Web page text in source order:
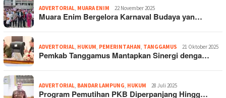
ADVERTORIAL MUARA ENIM 22 November 2025
Muara Enim Bergelora Karnaval Budaya yan…
ADVERTORIAL HUKUM PEMERINTAHAN TANGGAMUS 21 Oktober 2025
Pemkab Tanggamus Mantapkan Sinergi denga…
ADVERTORIAL BANDAR LAMPUNG HUKUM 28 Juli 2025
Program Pemutihan PKB Diperpanjang Hingg…